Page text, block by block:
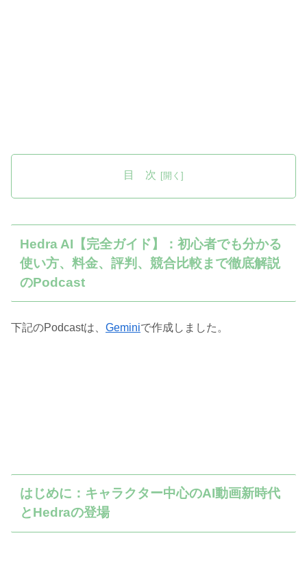
目 次
Hedra AI【完全ガイド】：初心者でも分かる
使い方、料金、評判、競合比較まで徹底解説
のPodcast
下記のPodcastは、 Geminiで作成しました。
はじめに：キャラクター中心のAI動画新時代
とHedraの登場